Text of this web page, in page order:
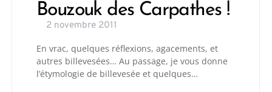
Bouzouk des Carpathes !
2 novembre 2011
En vrac, quelques réflexions, agacements, et
autres billevesées… Au passage, je vous donne
l’étymologie de billevesée et quelques…